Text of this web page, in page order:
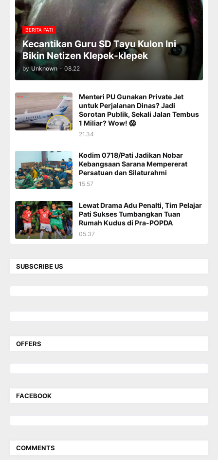
BERITA PATI
Kecantikan Guru SD Tayu Kulon Ini
Bikin Netizen Klepek-klepek
by Unknown - 08.22
Menteri PU Gunakan Private Jet
untuk Perjalanan Dinas? Jadi
Sorotan Publik, Sekali Jalan Tembus
1 Miliar? Wow! 😱
21.34
Kodim 0718/Pati Jadikan Nobar
Kebangsaan Sarana Mempererat
Persatuan dan Silaturahmi
15.57
Lewat Drama Adu Penalti, Tim Pelajar
Pati Sukses Tumbangkan Tuan
Rumah Kudus di Pra-POPDA
05.37
SUBSCRIBE US
OFFERS
FACEBOOK
COMMENTS